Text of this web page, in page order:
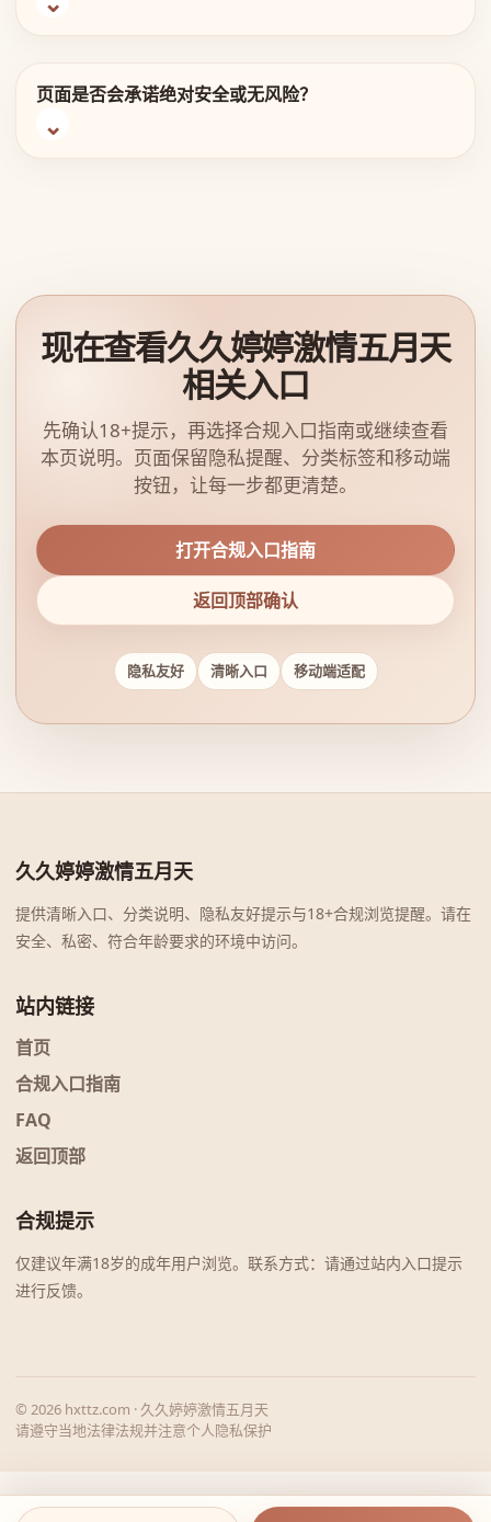
页面是否会承诺绝对安全或无风险？
现在查看久久婷婷激情五月天
相关入口
先确认18+提示，再选择合规入口指南或继续查看
本页说明。页面保留隐私提醒、分类标签和移动端
按钮，让每一步都更清楚。
打开合规入口指南
返回顶部确认
隐私友好 清晰入口 移动端适配
久久婷婷激情五月天
提供清晰入口、分类说明、隐私友好提示与18+合规浏览提醒。请在
安全、私密、符合年龄要求的环境中访问。
站内链接
首页
合规入口指南
FAQ
返回顶部
合规提示
仅建议年满18岁的成年用户浏览。联系方式：请通过站内入口提示
进行反馈。
© 2026 hxttz.com · 久久婷婷激情五月天
请遵守当地法律法规并注意个人隐私保护